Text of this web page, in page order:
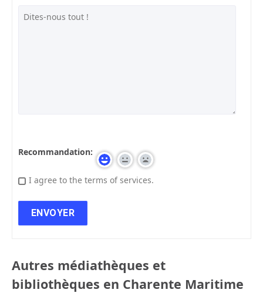
Recommandation:
I agree to the terms of services.
Autres médiathèques et
bibliothèques en Charente Maritime